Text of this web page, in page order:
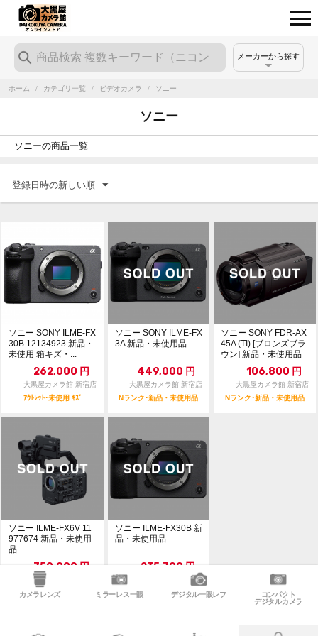
メーカーから探す
ホーム / カテゴリ一覧 / ビデオカメラ / ソニー
ソニー
ソニーの商品一覧
登録日時の新しい順
ソニー SONY ILME-FX
30B 12134923 新品・
未使用 箱キズ・...
262,000 円
大黒屋カメラ館 新宿店
ｱｳﾄﾚｯﾄ･未使用 ｷｽﾞ
ソニー SONY ILME-FX
3A 新品・未使用品
449,000 円
大黒屋カメラ館 新宿店
Nランク･新品・未使用品
ソニー SONY FDR-AX
45A (TI) [ブロンズブラ
ウン] 新品・未使用品
106,800 円
大黒屋カメラ館 新宿店
Nランク･新品・未使用品
ソニー ILME-FX6V 11
977674 新品・未使用
品
750,000 円
大黒屋カメラ館 新宿店
Nランク･新品・未使用品
ソニー ILME-FX30B 新
品・未使用品
235,700 円
大黒屋カメラ館 新宿店
Nランク･新品・未使用品
カメラレンズ ミラーレス一眼 デジタル一眼レフ
コンパクト
デジタルカメラ